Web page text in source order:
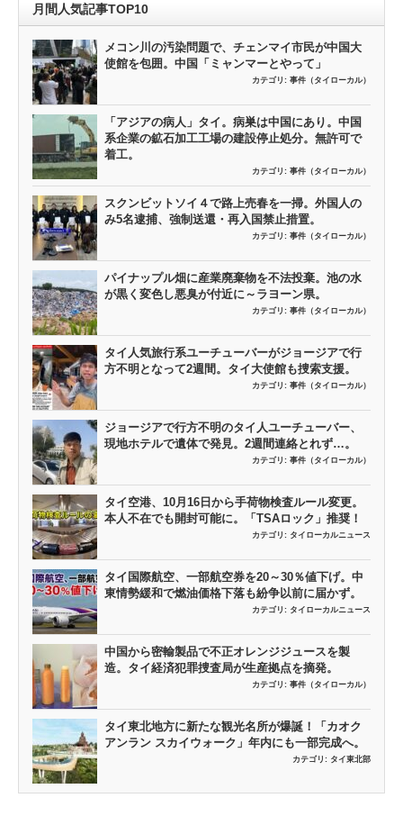
月間人気記事TOP10
メコン川の汚染問題で、チェンマイ市民が中国大
使館を包囲。中国「ミャンマーとやって」
カテゴリ: 事件（タイローカル）
「アジアの病人」タイ。病巣は中国にあり。中国
系企業の鉱石加工工場の建設停止処分。無許可で
着工。
カテゴリ: 事件（タイローカル）
スクンビットソイ４で路上売春を一掃。外国人の
み5名逮捕、強制送還・再入国禁止措置。
カテゴリ: 事件（タイローカル）
パイナップル畑に産業廃棄物を不法投棄。池の水
が黒く変色し悪臭が付近に～ラヨーン県。
カテゴリ: 事件（タイローカル）
タイ人気旅行系ユーチューバーがジョージアで行
方不明となって2週間。タイ大使館も捜索支援。
カテゴリ: 事件（タイローカル）
ジョージアで行方不明のタイ人ユーチューバー、
現地ホテルで遺体で発見。2週間連絡とれず…。
カテゴリ: 事件（タイローカル）
タイ空港、10月16日から手荷物検査ルール変更。
本人不在でも開封可能に。「TSAロック」推奨！
カテゴリ: タイローカルニュース
タイ国際航空、一部航空券を20～30％値下げ。中
東情勢緩和で燃油価格下落も紛争以前に届かず。
カテゴリ: タイローカルニュース
中国から密輸製品で不正オレンジジュースを製
造。タイ経済犯罪捜査局が生産拠点を摘発。
カテゴリ: 事件（タイローカル）
タイ東北地方に新たな観光名所が爆誕！「カオク
アンラン スカイウォーク」年内にも一部完成へ。
カテゴリ: タイ東北部